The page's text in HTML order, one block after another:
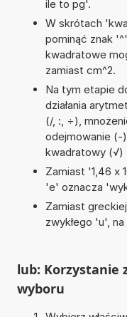
ile to pg'.
W skrótach
pominąć znak
kwadratowe
zamiast cm^2.
Na tym etapie
działania
(/, :, ÷),
odejmowanie (-
kwadratowy (√)
Zamiast '1,46 x
'e' oznacza
Zamiast
zwykłego 'u',
lub: Korzystanie
wyboru